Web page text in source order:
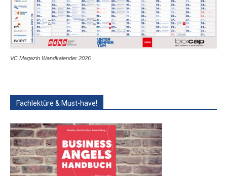
VC Magazin Wandkalender 2026
Fachlektüre & Must-have!